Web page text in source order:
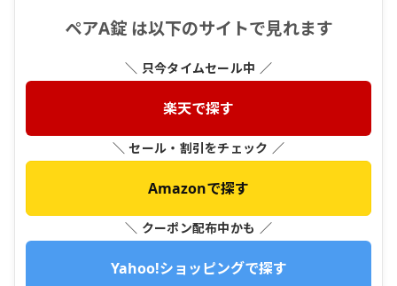
ペアA錠 は以下のサイトで見れます
＼ 只今タイムセール中 ／
楽天で探す
＼ セール・割引をチェック ／
Amazonで探す
＼ クーポン配布中かも ／
Yahoo!ショッピングで探す